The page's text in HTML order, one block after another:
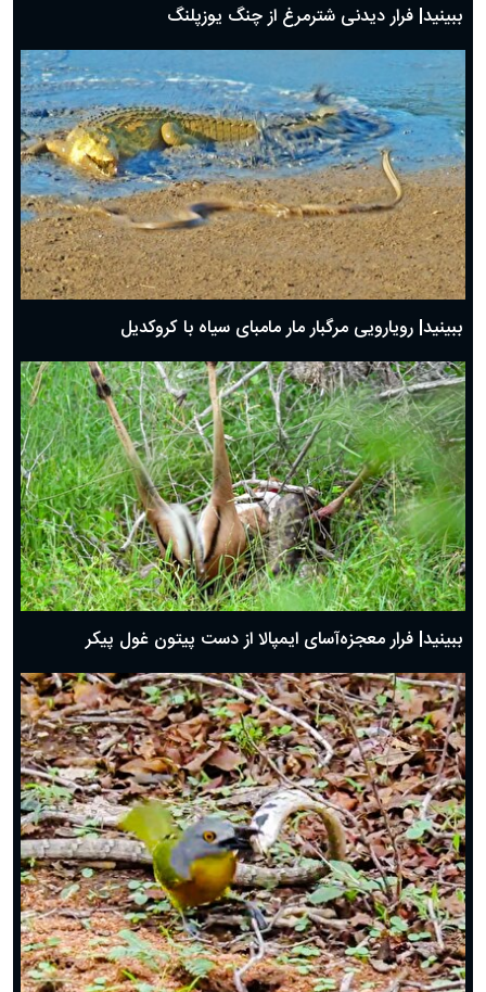
ببینید| فرار دیدنی شترمرغ از چنگ یوزپلنگ
ببینید| رویارویی مرگبار مار مامبای سیاه با کروکدیل
ببینید| فرار معجزه‌آسای ایمپالا از دست پیتون غول پیکر